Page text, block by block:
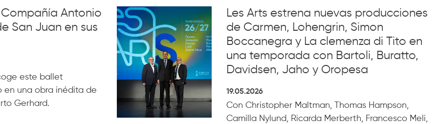
Antonio
San Juan en sus
este ballet
en una obra inédita de
Gerhard.
Les Arts estrena nuevas producciones
de Carmen, Lohengrin, Simon
Boccanegra y La clemenza di Tito en
una temporada con Bartoli, Buratto,
Davidsen, Jaho y Oropesa
19.05.2026
Con Christopher Maltman, Thomas Hampson,
Camilla Nylund, Ricarda Merberth, Francesco Meli,